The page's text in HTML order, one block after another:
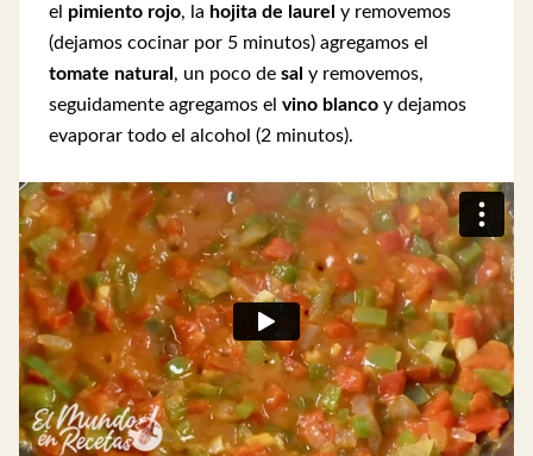
el pimiento rojo, la hojita de laurel y removemos
(dejamos cocinar por 5 minutos) agregamos el
tomate natural , un poco de sal y removemos,
seguidamente agregamos el vino blanco y dejamos
evaporar todo el alcohol (2 minutos).